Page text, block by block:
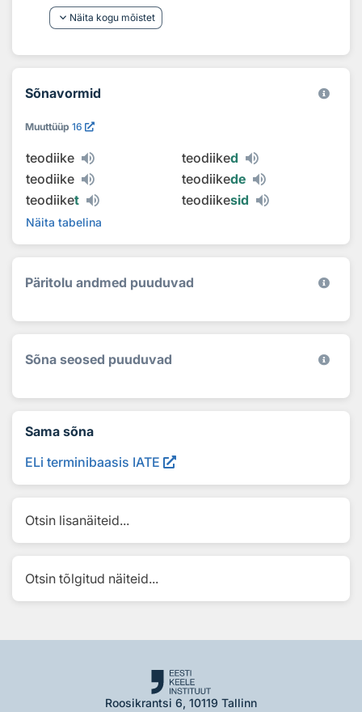
keyboard_arrow_down Näita kogu mõistet
Sõnavormid
Muuttüüp 16
teodiike teodiiked
teodiike
teodiikede
teodiiket teodiikesid
Näita tabelina
Päritolu andmed puuduvad
Sõna seosed puuduvad
Sama sõna
ELi terminibaasis IATE
Otsin lisanäiteid...
Otsin tõlgitud näiteid...
Roosikrantsi 6, 10119 Tallinn